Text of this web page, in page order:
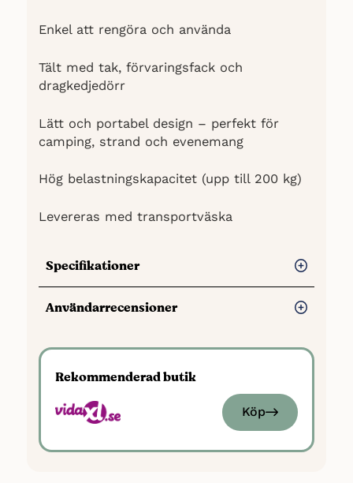
Enkel att rengöra och använda
Tält med tak, förvaringsfack och
dragkedjedörr
Lätt och portabel design – perfekt för
camping, strand och evenemang
Hög belastningskapacitet (upp till 200 kg)
Levereras med transportväska
Specifikationer
Toalett:
Material: HDPE/PP
(polyetylen/polypropen med hög
densitet)
Användarrecensioner
Hög kvalitet
God hygien
Kraftfull och hygienisk spolning
Smidig och enkel att använda
Rekommenderad butik
Köp